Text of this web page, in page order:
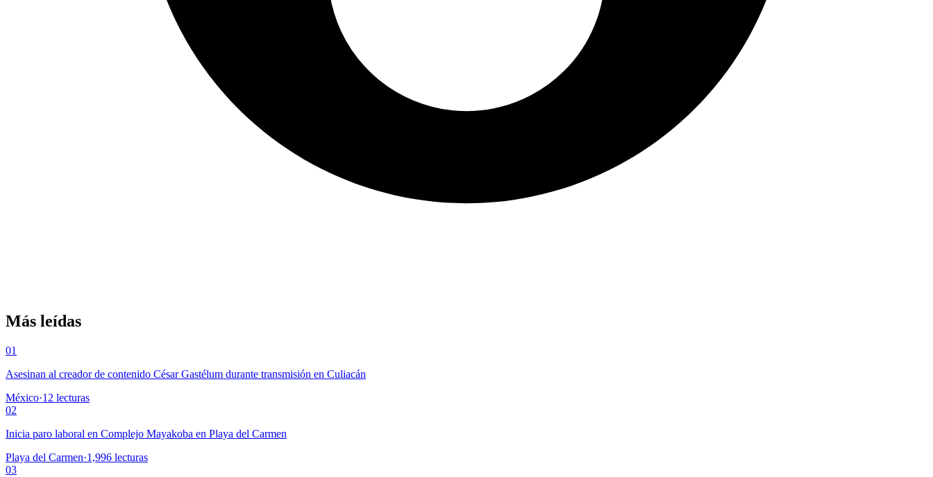
Más leídas
01
Asesinan al creador de contenido César Gastélum durante transmisión en Culiacán
México·12 lecturas
02
Inicia paro laboral en Complejo Mayakoba en Playa del Carmen
Playa del Carmen·1,996 lecturas
03